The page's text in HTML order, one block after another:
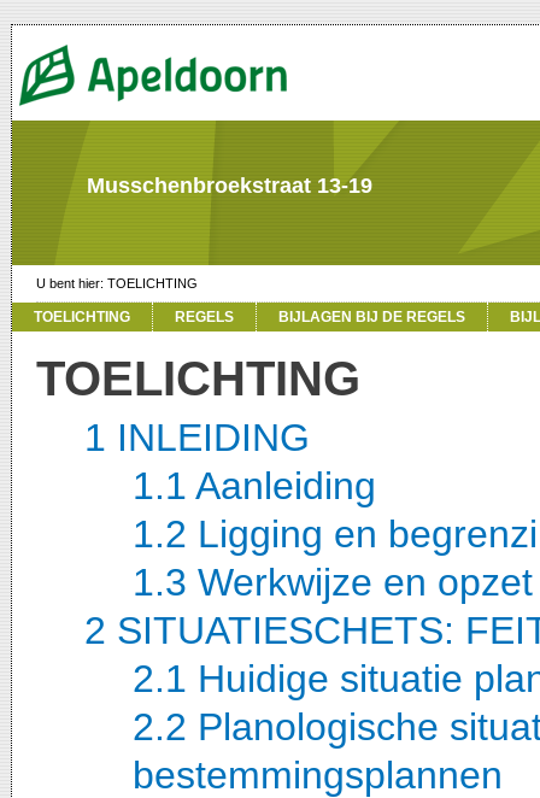
Musschenbroekstraat 13-19
TOELICHTING
TOELICHTING REGELS BIJLAGEN BIJ DE REGELS
TOELICHTING
1 INLEIDING
1.1 Aanleiding
1.2 Ligging en
1.3 Werkwijze en
2 SITUATIESCHETS:
2.1 Huidige situatie
2.2 Planologische
bestemmingsplannen